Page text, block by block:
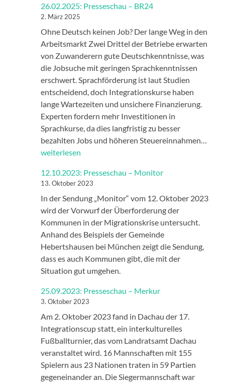
–
26.02.2025: Presseschau – BR24
2. März 2025
Ohne Deutsch keinen Job? Der lange Weg in den
Arbeitsmarkt Zwei Drittel der Betriebe erwarten
von Zuwanderern gute Deutschkenntnisse, was
die Jobsuche mit geringen Sprachkenntnissen
erschwert. Sprachförderung ist laut Studien
entscheidend, doch Integrationskurse haben
lange Wartezeiten und unsichere Finanzierung.
Experten fordern mehr Investitionen in
Sprachkurse, da dies langfristig zu besser
bezahlten Jobs und höheren Steuereinnahmen…
weiterlesen
12.10.2023: Presseschau – Monitor
13. Oktober 2023
In der Sendung „Monitor“ vom 12. Oktober 2023
wird der Vorwurf der Überforderung der
Kommunen in der Migrationskrise untersucht.
Anhand des Beispiels der Gemeinde
Hebertshausen bei München zeigt die Sendung,
dass es auch Kommunen gibt, die mit der
Situation gut umgehen.
25.09.2023: Presseschau – Merkur
3. Oktober 2023
Am 2. Oktober 2023 fand in Dachau der 17.
Integrationscup statt, ein interkulturelles
Fußballturnier, das vom Landratsamt Dachau
veranstaltet wird. 16 Mannschaften mit 155
Spielern aus 23 Nationen traten in 59 Partien
gegeneinander an. Die Siegermannschaft war